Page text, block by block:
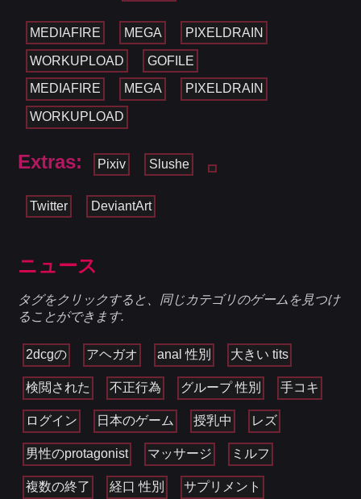
MEDIAFIRE MEGA PIXELDRAIN
WORKUPLOAD GOFILE
MEDIAFIRE MEGA PIXELDRAIN
WORKUPLOAD
Extras: Pixiv Slushe
Twitter DeviantArt
ニュース
タグをクリックすると、同じカテゴリのゲームを見つけ
ることができます.
2dcgの アヘガオ anal 性別 大きい tits
検閲された 不正行為 グループ 性別 手コキ
ログイン 日本のゲーム 授乳中 レズ
男性のprotagonist マッサージ ミルフ
複数の終了 経口 性別 サプリメント